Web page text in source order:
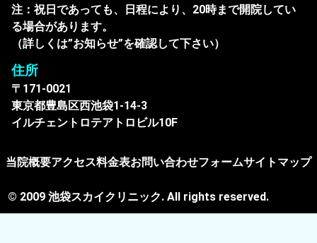
注：祝日であっても、日程により、20時まで開院してい
る場合があります。
（詳しくは”お知らせ”を確認して下さい）
住所
〒171-0021
東京都豊島区西池袋1-14-3
イルチェントロテアトロビル10F
当院概要アクセス料金表お問い合わせフォームサイトマップ
© 2009 池袋スカイクリニック. All rights reserved.